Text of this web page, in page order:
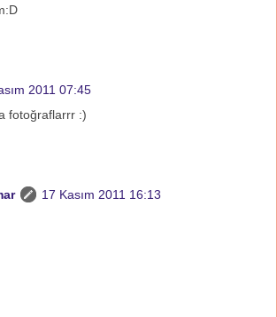
2011 07:45
fotoğraflarrr :)
17 Kasım 2011 16:13